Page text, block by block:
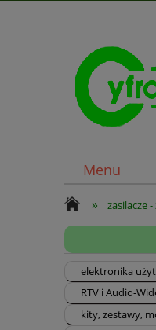
Menu
» zasilacze
elektronika
RTV i Audio-
kity, zestawy,